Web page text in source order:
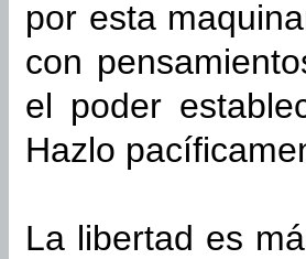
por esta
con
el poder
Hazlo
La libertad es